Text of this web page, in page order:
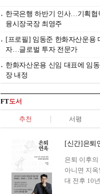
한국은행 하반기 인사…기획협
융시장국장 최영주
[프로필] 임동준 한화자산운용
자…글로벌 투자 전문가
한화자산운용 신임 대표에 임
장 내정
FT도서
추천 서평
은퇴 이후
아니면 지옥
대 전후 10